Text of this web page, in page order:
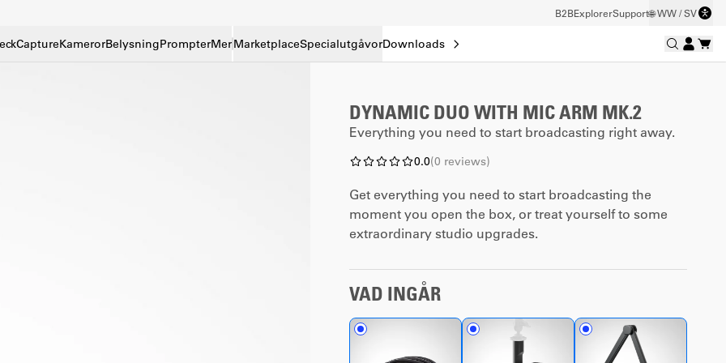
B2BExplorerSupport🌐 WW / SV
CaptureKamerorBelysningPrompterMerMarketplaceSpecialutgåvorDownloads
DYNAMIC DUO WITH MIC ARM MK.2
Everything you need to start broadcasting right away.
0.0(0 reviews)
Get everything you need to start broadcasting the
moment you open the box, or treat yourself to some
extraordinary studio upgrades.
VAD INGÅR